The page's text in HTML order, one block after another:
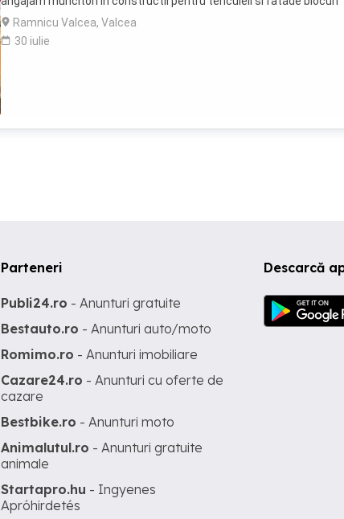
Ramnicu Valcea, Valcea
30 iulie
Descarcă
Parteneri
Publi24.ro - Anunturi gratuite
Bestauto.ro - Anunturi auto/moto
Romimo.ro - Anunturi imobiliare
Cazare24.ro - Anunturi cu oferte de
cazare
Bestbike.ro - Anunturi moto
Animalutul.ro - Anunturi gratuite
animale
Startapro.hu - Ingyenes
Apróhirdetés